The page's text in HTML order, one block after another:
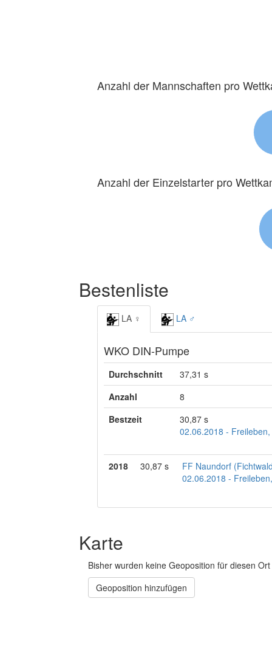
Anzahl der Mannschaften pro
Anzahl der Einzelstarter pro
Bestenliste
LA ♀ LA ♂
WKO DIN-Pumpe
Durchschnitt
37,31 s
Anzahl
8
Bestzeit
30,87 s
02.06.2018 -
2018 30,87 s
FF Naundorf
02.06.2018 -
Karte
Bisher wurden keine Geoposition für diesen
Geoposition hinzufügen